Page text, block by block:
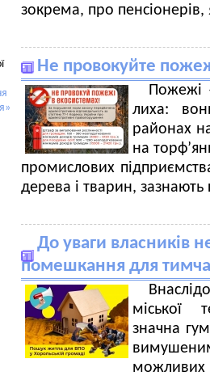
зокрема, про пенсіонерів,
Не провокуйте
Пожежі
лиха:
районах
на
промислових
дерева і тварин, зазнають
До уваги власників
помешкання для
міської
значна
можливих